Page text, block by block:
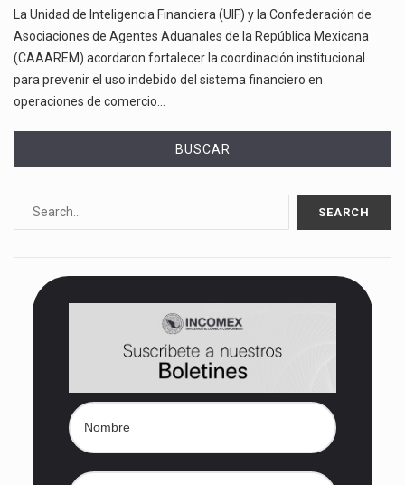
La Unidad de Inteligencia Financiera (UIF) y la Confederación de
Asociaciones de Agentes Aduanales de la República Mexicana
(CAAAREM) acordaron fortalecer la coordinación institucional
para prevenir el uso indebido del sistema financiero en
operaciones de comercio…
BUSCAR